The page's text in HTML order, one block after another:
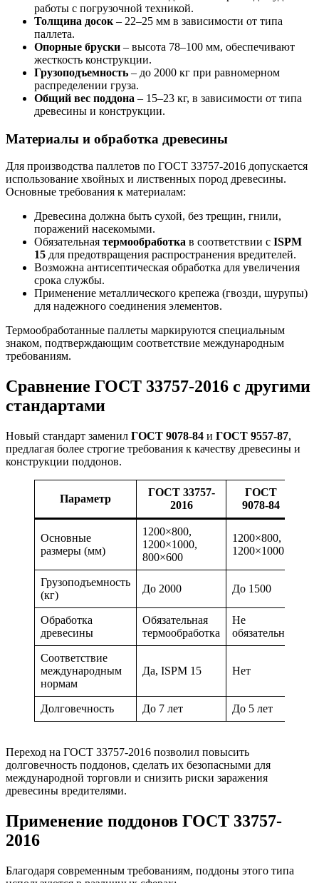
работы с погрузочной техникой.
Толщина досок – 22–25 мм в зависимости от типа
паллета.
Опорные бруски – высота 78–100 мм, обеспечивают
жесткость конструкции.
Грузоподъемность – до 2000 кг при равномерном
распределении груза.
Общий вес поддона – 15–23 кг, в зависимости от типа
древесины и конструкции.
Материалы и обработка древесины
Для производства паллетов по ГОСТ 33757-2016 допускается
использование хвойных и лиственных пород древесины.
Основные требования к материалам:
Древесина должна быть сухой, без трещин, гнили,
поражений насекомыми.
Обязательная термообработка в соответствии с ISPM
15 для предотвращения распространения вредителей.
Возможна антисептическая обработка для увеличения
срока службы.
Применение металлического крепежа (гвозди, шурупы)
для надежного соединения элементов.
Термообработанные паллеты маркируются специальным
знаком, подтверждающим соответствие международным
требованиям.
Сравнение ГОСТ 33757-2016 с другими
стандартами
Новый стандарт заменил ГОСТ 9078-84 и ГОСТ 9557-87,
предлагая более строгие требования к качеству древесины и
конструкции поддонов.
Параметр
ГОСТ 33757-
2016
ГОСТ
9078-84
Основные
размеры (мм)
1200×800,
1200×1000,
800×600
1200×800,
1200×1000
Грузоподъемность
(кг)
До 2000 До 1500
Обработка
древесины
Обязательная
термообработка
Не
обязательна
Соответствие
международным
нормам
Да, ISPM 15 Нет
Долговечность До 7 лет До 5 лет
Переход на ГОСТ 33757-2016 позволил повысить
долговечность поддонов, сделать их безопасными для
международной торговли и снизить риски заражения
древесины вредителями.
Применение поддонов ГОСТ 33757-
2016
Благодаря современным требованиям, поддоны этого типа